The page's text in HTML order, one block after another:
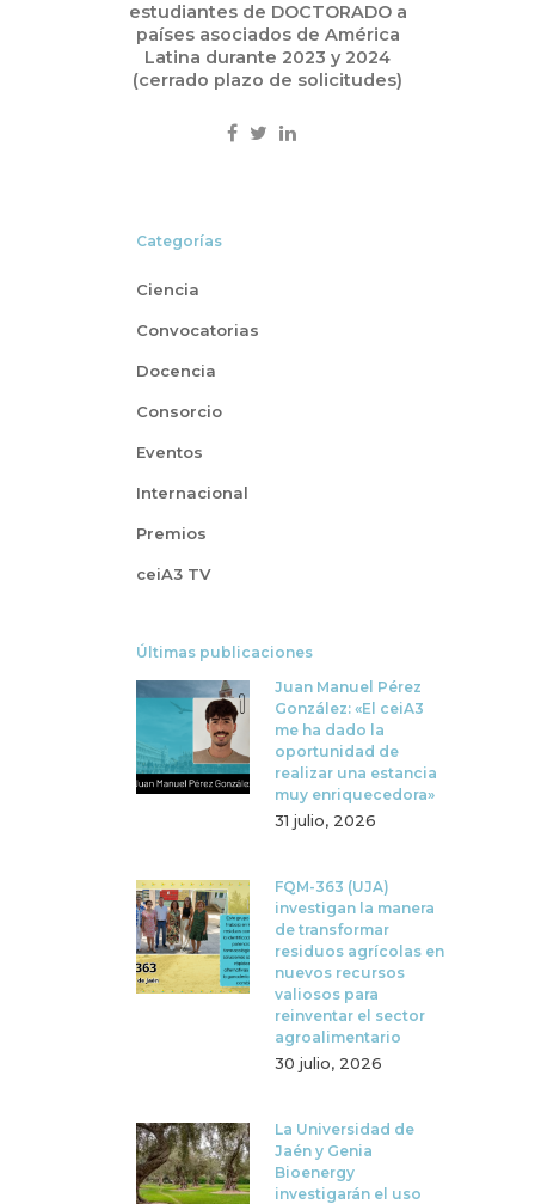
estudiantes de DOCTORADO a
países asociados de América
Latina durante 2023 y 2024
(cerrado plazo de solicitudes)
Categorías
Ciencia
Convocatorias
Docencia
Consorcio
Eventos
Internacional
Premios
ceiA3 TV
Últimas publicaciones
Juan Manuel Pérez
González: «El ceiA3
me ha dado la
oportunidad de
realizar una estancia
muy enriquecedora»
31 julio, 2026
FQM-363 (UJA)
investigan la manera
de transformar
residuos agrícolas en
nuevos recursos
valiosos para
reinventar el sector
agroalimentario
30 julio, 2026
La Universidad de
Jaén y Genia
Bioenergy
investigarán el uso